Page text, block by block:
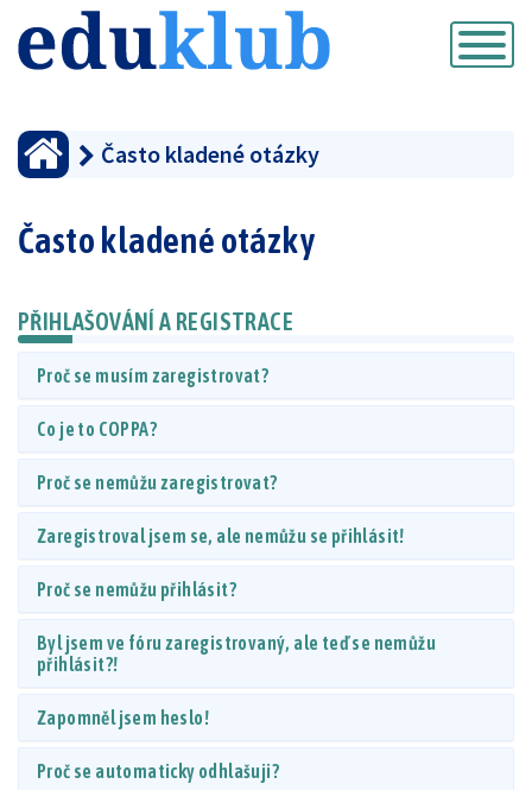
Přepnout
navigaci
Často kladené otázky
Často kladené otázky
PŘIHLAŠOVÁNÍ A REGISTRACE
Proč se musím zaregistrovat?
Co je to COPPA?
Proč se nemůžu zaregistrovat?
Zaregistroval jsem se, ale nemůžu se přihlásit!
Proč se nemůžu přihlásit?
Byl jsem ve fóru zaregistrovaný, ale teď se nemůžu
přihlásit?!
Zapomněl jsem heslo!
Proč se automaticky odhlašuji?